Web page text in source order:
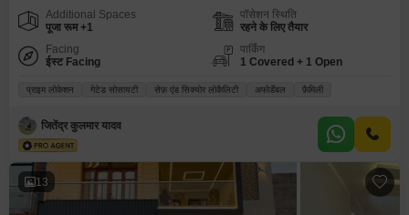
Additional Spaces
पूजा रूम +1
पॉसेशन स्थिति
रहने के लिए तैयार
Facing
ईस्ट Facing
पार्किंग
1 Covered + 1 Open
प्राइम लोकेशन गेटेड सोसायटी सेफ़ एंड सिक्योर लोकैलिटी अफोर्डेबल फ़ैमिली
जितेंद्र कुलमार यादव
13